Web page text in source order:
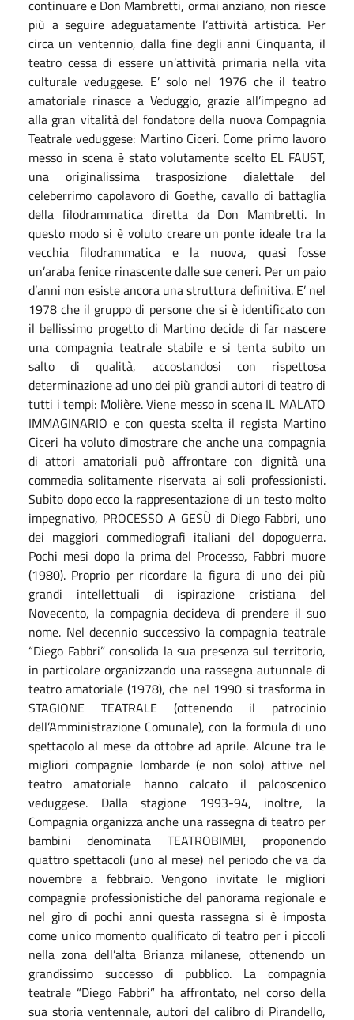
continuare e Don Mambretti, ormai anziano, non riesce
più a seguire adeguatamente l’attività artistica. Per
circa un ventennio, dalla fine degli anni Cinquanta, il
teatro cessa di essere un’attività primaria nella vita
culturale veduggese. E’ solo nel 1976 che il teatro
amatoriale rinasce a Veduggio, grazie all’impegno ad
alla gran vitalità del fondatore della nuova Compagnia
Teatrale veduggese: Martino Ciceri. Come primo lavoro
messo in scena è stato volutamente scelto EL FAUST,
una originalissima trasposizione dialettale del
celeberrimo capolavoro di Goethe, cavallo di battaglia
della filodrammatica diretta da Don Mambretti. In
questo modo si è voluto creare un ponte ideale tra la
vecchia filodrammatica e la nuova, quasi fosse
un’araba fenice rinascente dalle sue ceneri. Per un paio
d’anni non esiste ancora una struttura definitiva. E’ nel
1978 che il gruppo di persone che si è identificato con
il bellissimo progetto di Martino decide di far nascere
una compagnia teatrale stabile e si tenta subito un
salto di qualità, accostandosi con rispettosa
determinazione ad uno dei più grandi autori di teatro di
tutti i tempi: Molière. Viene messo in scena IL MALATO
IMMAGINARIO e con questa scelta il regista Martino
Ciceri ha voluto dimostrare che anche una compagnia
di attori amatoriali può affrontare con dignità una
commedia solitamente riservata ai soli professionisti.
Subito dopo ecco la rappresentazione di un testo molto
impegnativo, PROCESSO A GESÙ di Diego Fabbri, uno
dei maggiori commediografi italiani del dopoguerra.
Pochi mesi dopo la prima del Processo, Fabbri muore
(1980). Proprio per ricordare la figura di uno dei più
grandi intellettuali di ispirazione cristiana del
Novecento, la compagnia decideva di prendere il suo
nome. Nel decennio successivo la compagnia teatrale
“Diego Fabbri” consolida la sua presenza sul territorio,
in particolare organizzando una rassegna autunnale di
teatro amatoriale (1978), che nel 1990 si trasforma in
STAGIONE TEATRALE (ottenendo il patrocinio
dell’Amministrazione Comunale), con la formula di uno
spettacolo al mese da ottobre ad aprile. Alcune tra le
migliori compagnie lombarde (e non solo) attive nel
teatro amatoriale hanno calcato il palcoscenico
veduggese. Dalla stagione 1993-94, inoltre, la
Compagnia organizza anche una rassegna di teatro per
bambini denominata TEATROBIMBI, proponendo
quattro spettacoli (uno al mese) nel periodo che va da
novembre a febbraio. Vengono invitate le migliori
compagnie professionistiche del panorama regionale e
nel giro di pochi anni questa rassegna si è imposta
come unico momento qualificato di teatro per i piccoli
nella zona dell’alta Brianza milanese, ottenendo un
grandissimo successo di pubblico. La compagnia
teatrale “Diego Fabbri” ha affrontato, nel corso della
sua storia ventennale, autori del calibro di Pirandello,